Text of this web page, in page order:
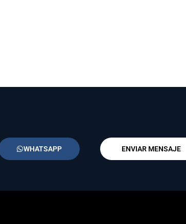
WHATSAPP ENVIAR MENSAJE